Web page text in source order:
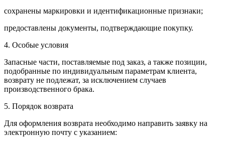
сохранены маркировки и идентификационные признаки;
предоставлены документы, подтверждающие покупку.
4. Особые условия
Запасные части, поставляемые под заказ, а также позиции,
подобранные по индивидуальным параметрам клиента,
возврату не подлежат, за исключением случаев
производственного брака.
5. Порядок возврата
Для оформления возврата необходимо направить заявку на
электронную почту с указанием: